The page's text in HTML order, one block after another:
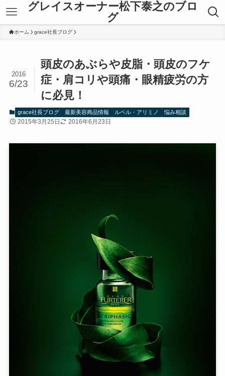
グレイスオーナー松下泰之のブロ
グ
ホーム grace社長ブログ
頭皮のあぶらや皮脂・頭皮のフケ
症・肩コリや頭痛・眼精疲労の方
に必見！
2016
6/23
grace社長ブログ 最新美容商品情報 ルベル・アリミノ 悩み相談
2015年3月25日 2016年6月23日